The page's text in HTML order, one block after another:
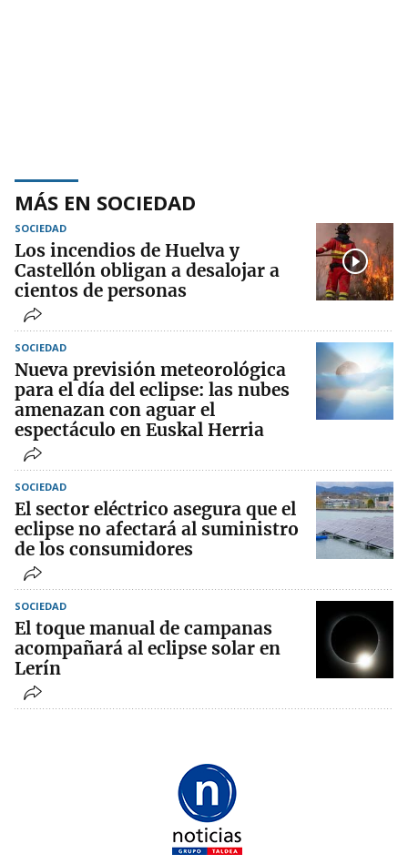
MÁS EN SOCIEDAD
SOCIEDAD
Los incendios de Huelva y
Castellón obligan a desalojar a
cientos de personas
SOCIEDAD
Nueva previsión meteorológica
para el día del eclipse: las nubes
amenazan con aguar el
espectáculo en Euskal Herria
SOCIEDAD
El sector eléctrico asegura que el
eclipse no afectará al suministro
de los consumidores
SOCIEDAD
El toque manual de campanas
acompañará al eclipse solar en
Lerín